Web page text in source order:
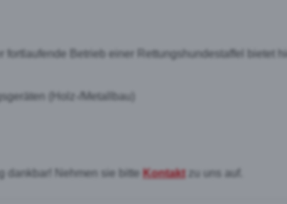
fortlaufende Betrieb einer Rettungshundestaffel bietet
(Holz-/Metallbau)
dankbar! Nehmen sie bitte Kontakt zu uns auf.